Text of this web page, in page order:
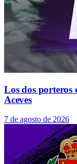
Los dos
Aceves
7 de agosto de 2026